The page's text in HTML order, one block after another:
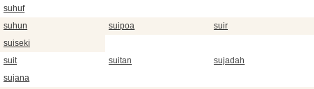
suhuf
suhun
suipoa
suir
suiseki
suit
suitan
sujadah
sujana